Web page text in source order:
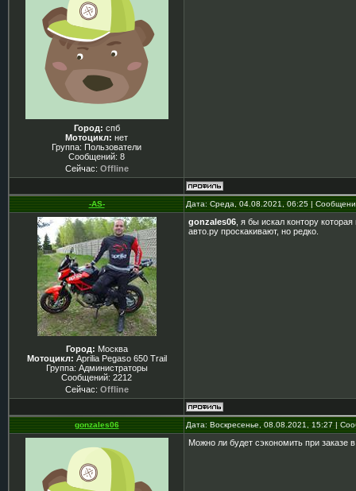
Город: спб
Мотоцикл: нет
Группа: Пользователи
Сообщений: 8
Сейчас: Offline
-AS- Дата: Среда, 04.08.2021, 06:25 |
Город: Москва
Мотоцикл: Aprilia Pegaso 650 Trail
Группа: Администраторы
Сообщений: 2212
Сейчас: Offline
gonzales06 , я бы искал контору
авто.ру проскакивают, но редко.
gonzales06 Дата: Воскресенье, 08.08.2021, 15:27 |
Можно ли будет сэкономить при заказе